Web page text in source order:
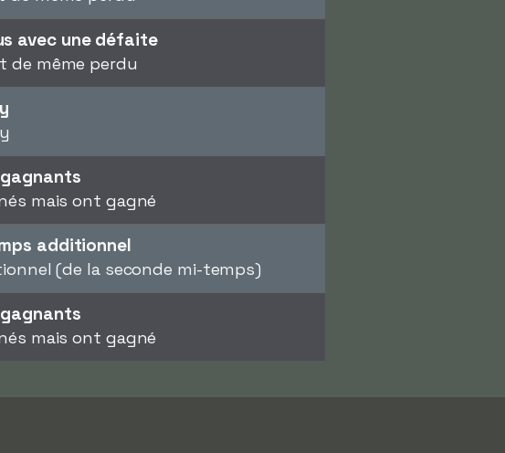
avec une défaite
de même perdu
mais ont gagné
additionnel
(de la seconde mi-temps)
mais ont gagné